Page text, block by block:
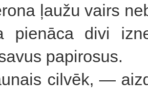
ļaužu vairs
pienāca divi
papirosus.
cilvēk, —